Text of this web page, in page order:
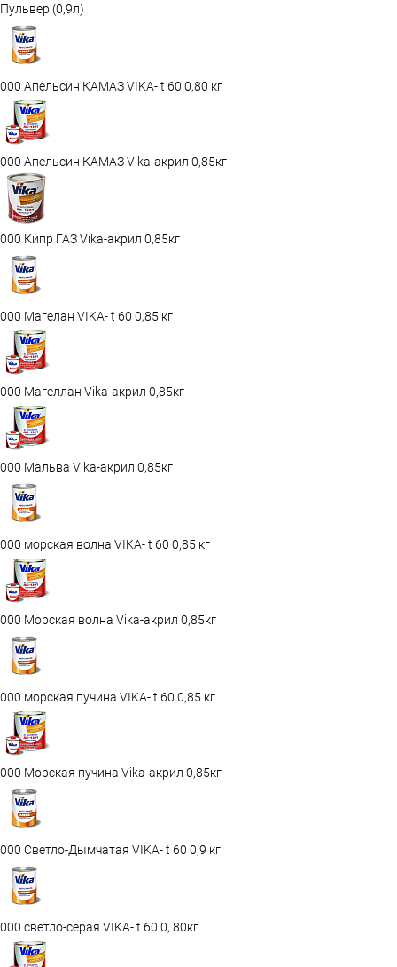
Пульвер (0,9л)
000 Апельсин КАМАЗ VIKA- t 60 0,80 кг
000 Апельсин КАМАЗ Vika-акрил 0,85кг
000 Кипр ГАЗ Vika-акрил 0,85кг
000 Магелан VIKA- t 60 0,85 кг
000 Магеллан Vika-акрил 0,85кг
000 Мальва Vika-акрил 0,85кг
000 морская волна VIKA- t 60 0,85 кг
000 Морская волна Vika-акрил 0,85кг
000 морская пучина VIKA- t 60 0,85 кг
000 Морская пучина Vika-акрил 0,85кг
000 Светло-Дымчатая VIKA- t 60 0,9 кг
000 светло-серая VIKA- t 60 0, 80кг